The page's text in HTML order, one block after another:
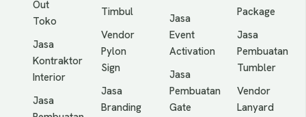
Out
Toko
Jasa
Kontraktor
Interior
Jasa
Timbul
Vendor
Pylon
Sign
Jasa
Branding
Jasa
Event
Activation
Jasa
Pembuatan
Gate
Package
Jasa
Pembuatan
Tumbler
Vendor
Lanyard